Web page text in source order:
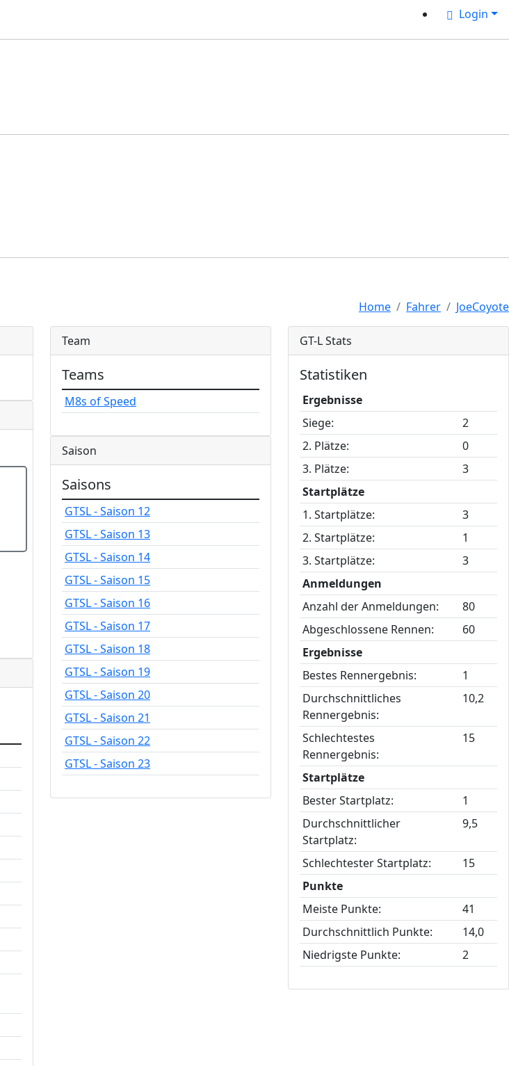
Login
Home Fahrer JoeCoyote
Team
Teams
M8s of Speed
Saison
Saisons
GTSL - Saison 12
GTSL - Saison 13
GTSL - Saison 14
GTSL - Saison 15
GTSL - Saison 16
GTSL - Saison 17
GTSL - Saison 18
GTSL - Saison 19
GTSL - Saison 20
GTSL - Saison 21
GTSL - Saison 22
GTSL - Saison 23
GT-L Stats
Statistiken
Ergebnisse
Siege:
2
2. Plätze:
0
3. Plätze:
3
Startplätze
1. Startplätze:
3
2. Startplätze:
1
3. Startplätze:
3
Anmeldungen
Anzahl der Anmeldungen:
80
Abgeschlossene Rennen:
60
Ergebnisse
Bestes Rennergebnis:
1
Durchschnittliches
Rennergebnis:
10,2
Schlechtestes
Rennergebnis:
15
Startplätze
Bester Startplatz:
1
Durchschnittlicher
Startplatz:
9,5
Schlechtester Startplatz:
15
Punkte
Meiste Punkte:
41
Durchschnittlich Punkte:
14,0
Niedrigste Punkte:
2